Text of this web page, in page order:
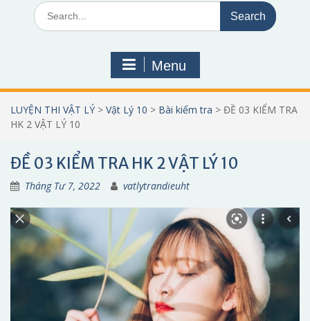
Search
for:
Menu
LUYỆN THI VẬT LÝ > Vật Lý 10 > Bài kiểm tra > ĐỀ 03 KIỂM TRA
HK 2 VẬT LÝ 10
ĐỀ 03 KIỂM TRA HK 2 VẬT LÝ 10
Tháng Tư 7, 2022 vatlytrandieuht